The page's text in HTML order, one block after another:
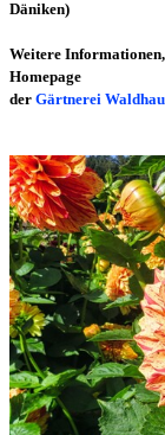
Däniken)
Weitere
Homepage
der Gärtnerei